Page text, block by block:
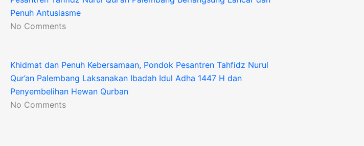
Penuh Antusiasme
No Comments
Khidmat dan Penuh Kebersamaan, Pondok Pesantren Tahfidz Nurul
Qur’an Palembang Laksanakan Ibadah Idul Adha 1447 H dan
Penyembelihan Hewan Qurban
No Comments